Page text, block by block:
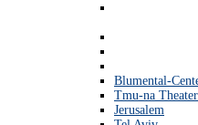
Blumental-
Tmu-na Theater
Jerusalem